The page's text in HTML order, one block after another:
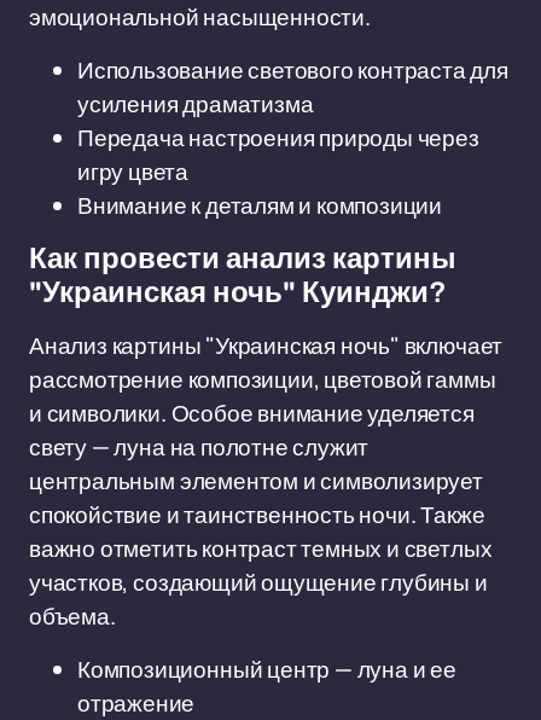
эмоциональной насыщенности.
Использование светового контраста для
усиления драматизма
Передача настроения природы через
игру цвета
Внимание к деталям и композиции
Как провести анализ картины
"Украинская ночь" Куинджи?
Анализ картины "Украинская ночь" включает
рассмотрение композиции, цветовой гаммы
и символики. Особое внимание уделяется
свету — луна на полотне служит
центральным элементом и символизирует
спокойствие и таинственность ночи. Также
важно отметить контраст темных и светлых
участков, создающий ощущение глубины и
объема.
Композиционный центр — луна и ее
отражение